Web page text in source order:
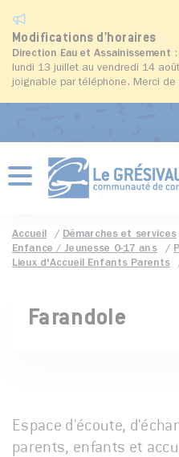
Modifications d'horaires
Direction Eau et Assainissement
lundi 13 juillet au vendredi 14
joignable par téléphone. Merci de
Menu
Accueil
Démarches et services
Enfance / Jeunesse 0-17 ans
Lieux d'Accueil Enfants Parents
Farandole
Espace d'écoute,
parents, enfants et